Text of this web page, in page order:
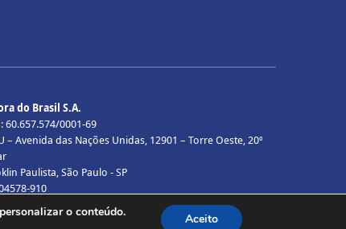
do Brasil S.A.
60.657.574/0001-69
– Avenida das Nações Unidas, 12901 – Torre Oeste, 20º
Paulista, São Paulo - SP
910
os direitos reservados.
o conteúdo.
Aceito